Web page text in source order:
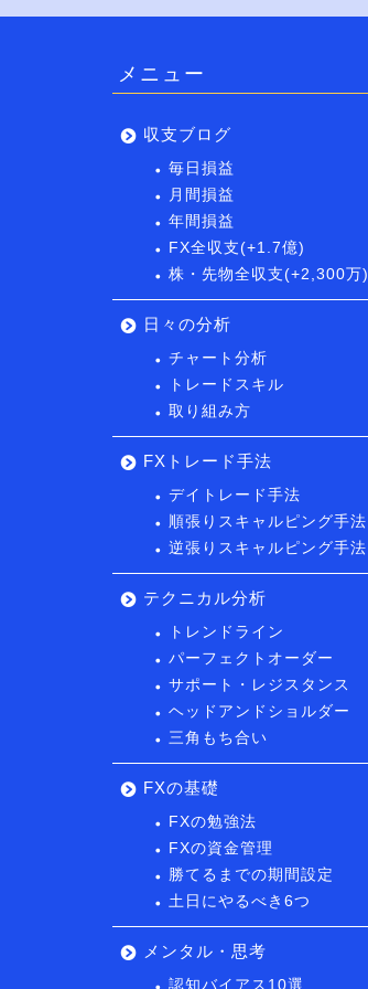
メニュー
収支ブログ
毎日損益
月間損益
年間損益
FX全収支(+1.7億)
株・先物全収支(+2,300万)
日々の分析
チャート分析
トレードスキル
取り組み方
FXトレード手法
デイトレード手法
順張りスキャルピング手法
逆張りスキャルピング手法
テクニカル分析
トレンドライン
パーフェクトオーダー
サポート・レジスタンス
ヘッドアンドショルダー
三角もち合い
FXの基礎
FXの勉強法
FXの資金管理
勝てるまでの期間設定
土日にやるべき6つ
メンタル・思考
認知バイアス10選